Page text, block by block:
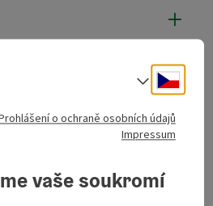
Cesky
Volba
o ochraně osobních údajů
Impressum
vaše soukromí